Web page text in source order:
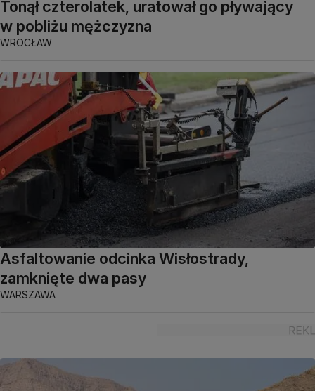
Tonął czterolatek, uratował go pływający
w pobliżu mężczyzna
WROCŁAW
Asfaltowanie odcinka Wisłostrady,
zamknięte dwa pasy
WARSZAWA